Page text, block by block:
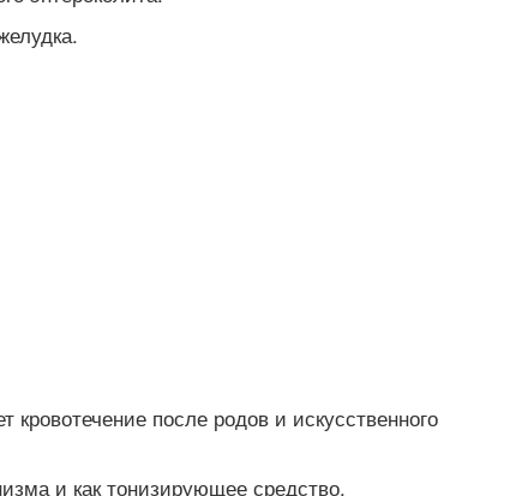
после родов и искусственного
и как тонизирующее средство.